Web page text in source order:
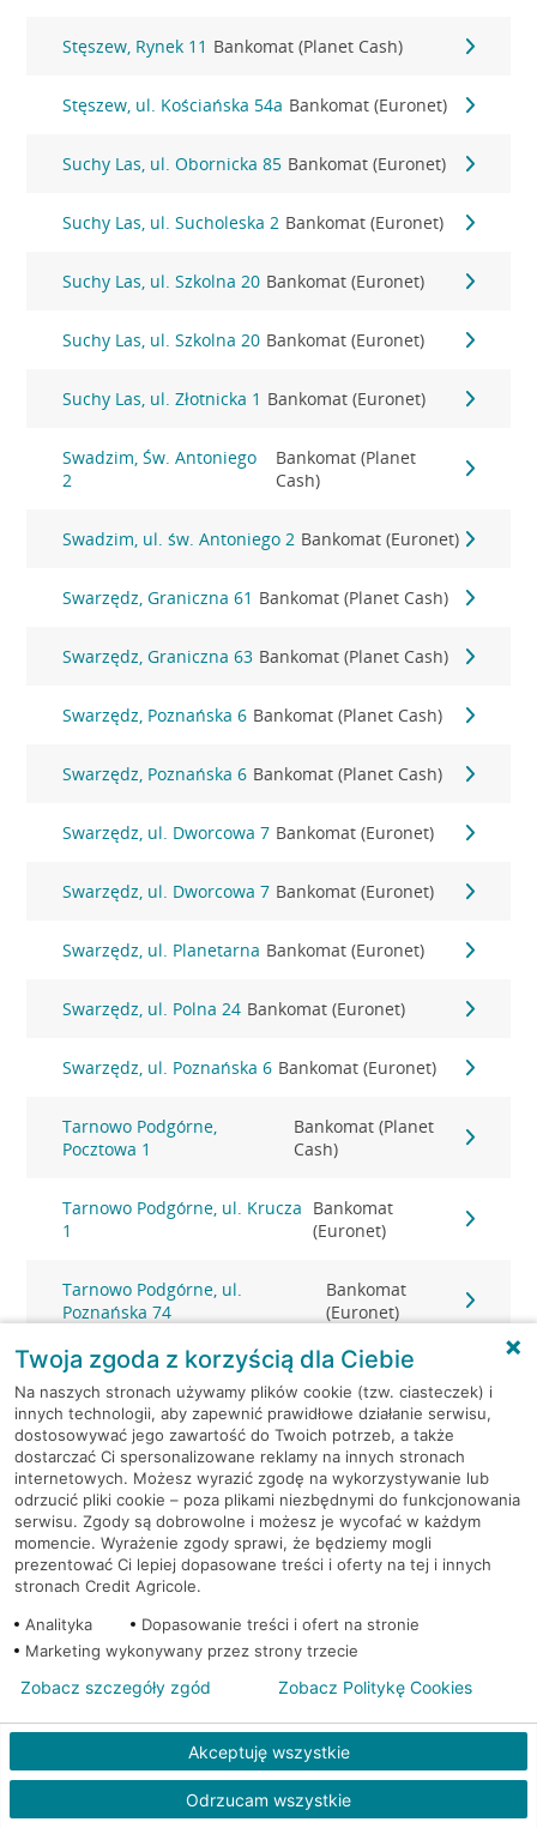
Stęszew, Rynek 11 Bankomat (Planet Cash)
Stęszew, ul. Kościańska 54a Bankomat (Euronet)
Suchy Las, ul. Obornicka 85 Bankomat (Euronet)
Suchy Las, ul. Sucholeska 2 Bankomat (Euronet)
Suchy Las, ul. Szkolna 20 Bankomat (Euronet)
Suchy Las, ul. Szkolna 20 Bankomat (Euronet)
Suchy Las, ul. Złotnicka 1 Bankomat (Euronet)
Swadzim, Św. Antoniego
2
Bankomat (Planet
Cash)
Swadzim, ul. św. Antoniego 2 Bankomat (Euronet)
Swarzędz, Graniczna 61 Bankomat (Planet Cash)
Swarzędz, Graniczna 63 Bankomat (Planet Cash)
Swarzędz, Poznańska 6 Bankomat (Planet Cash)
Swarzędz, Poznańska 6 Bankomat (Planet Cash)
Swarzędz, ul. Dworcowa 7 Bankomat (Euronet)
Swarzędz, ul. Dworcowa 7 Bankomat (Euronet)
Swarzędz, ul. Planetarna Bankomat (Euronet)
Swarzędz, ul. Polna 24 Bankomat (Euronet)
Swarzędz, ul. Poznańska 6 Bankomat (Euronet)
Tarnowo Podgórne,
Pocztowa 1
Bankomat (Planet
Cash)
Tarnowo Podgórne, ul. Krucza
1
Bankomat
(Euronet)
Tarnowo Podgórne, ul.
Poznańska 74
Bankomat
(Euronet)
Tarnowo Podgórne, ul.
Poznańska 74
Bankomat
(Euronet)
Tulce, ul. Fiołkowa 1 Bankomat (Euronet)
Kredyt gotówkowy na Twoje
Twoja zgoda z korzyścią dla Ciebie
Na naszych stronach używamy plików cookie (tzw. ciasteczek) i
innych technologii, aby zapewnić prawidłowe działanie serwisu,
dostosowywać jego zawartość do Twoich potrzeb, a także
dostarczać Ci spersonalizowane reklamy na innych stronach
internetowych. Możesz wyrazić zgodę na wykorzystywanie lub
odrzucić pliki cookie – poza plikami niezbędnymi do funkcjonowania
serwisu. Zgody są dobrowolne i możesz je wycofać w każdym
momencie. Wyrażenie zgody sprawi, że będziemy mogli
prezentować Ci lepiej dopasowane treści i oferty na tej i innych
stronach Credit Agricole.
Analityka
Dopasowanie treści i ofert na stronie
Marketing wykonywany przez strony trzecie
Akceptuję wszystkie
Odrzucam wszystkie
Zobacz szczegóły zgód Zobacz Politykę Cookies